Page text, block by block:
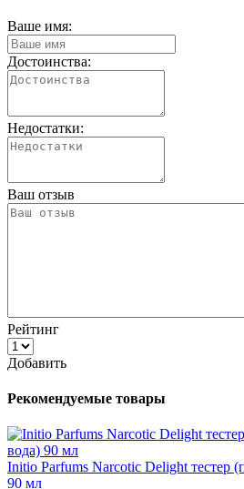
Ваше имя:
Достоинства:
Недостатки:
Ваш отзыв
Рейтинг
Добавить
Рекомендуемые товары
Initio Parfums Narcotic Delight тестер
90 мл